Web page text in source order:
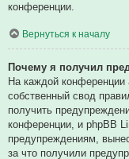
конференции.
Вернуться к началу
Почему я получил
На каждой конференции
собственный свод
получить
конференции, и phpBB
предупреждениям,
за что получили